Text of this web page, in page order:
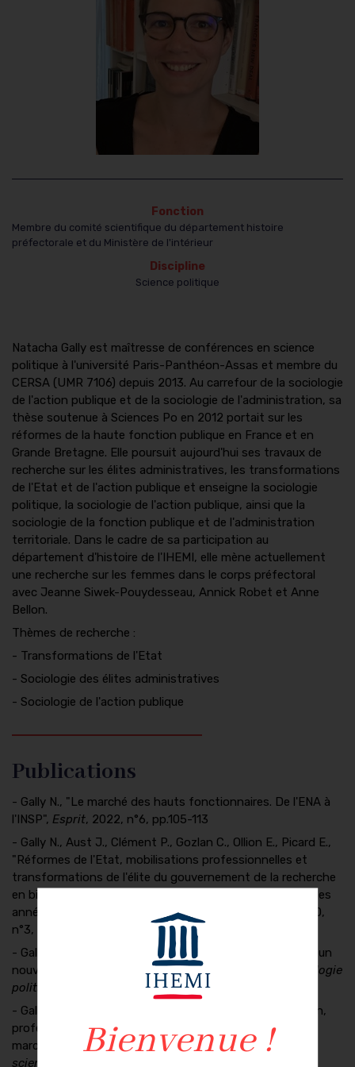
Fonction
Membre du comité scientifique du département histoire
préfectorale et du Ministère de l'intérieur
Discipline
Science politique
Natacha Gally est maîtresse de conférences en science
politique à l'université Paris-Panthéon-Assas et membre du
CERSA (UMR 7106) depuis 2013. Au carrefour de la sociologie
de l'action publique et de la sociologie de l'administration, sa
thèse soutenue à Sciences Po en 2012 portait sur les
réformes de la haute fonction publique en France et en
Grande Bretagne. Elle poursuit aujourd'hui ses travaux de
recherche sur les élites administratives, les transformations
de l'Etat et de l'action publique et enseigne la sociologie
politique, la sociologie de l'action publique, ainsi que la
sociologie de la fonction publique et de l'administration
territoriale. Dans le cadre de sa participation au
département d'histoire de l'IHEMI, elle mène actuellement
une recherche sur les femmes dans le corps préfectoral
avec Jeanne Siwek-Pouydesseau, Annick Robet et Anne
Bellon.
Thèmes de recherche :
- Transformations de l'Etat
- Sociologie des élites administratives
- Sociologie de l'action publique
Publications
- Gally N., "Le marché des hauts fonctionnaires. De l'ENA à
l'INSP", Esprit, 2022, n°6, pp.105-113
- Gally N., Aust J., Clément P., Gozlan C., Ollion E., Picard E.,
"Réformes de l'Etat, mobilisations professionnelles et
transformations de l'élite du gouvernement de la recherche
en biomédecine en France (fin des années 1940-début des
années 2000)".
Gouvernement et action publique
, vol. 10,
n°3, 2021, pp. 9-42
- Gally N., Biland E., "Chapitre 3. Fonction publique : vers un
nouveau modèle ?". Thomas Frinault éd.,
Nouvelle sociologie
politique de la France
. Armand Colin, 2021, pp. 45-56
- Gally N., "La haute fonction publique entre organisation,
professions et patrons : une sociologie comparée des
marchés du travail administratifs",Revue française de
science politique